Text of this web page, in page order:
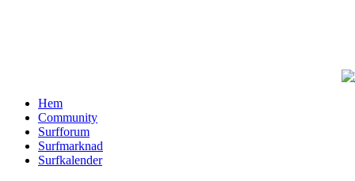
Hem
Community
Surfforum
Surfmarknad
Surfkalender